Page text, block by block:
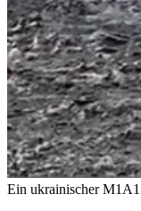
Ein ukrainischer